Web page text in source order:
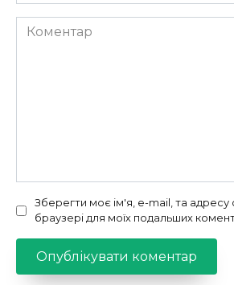
Коментар
Зберегти моє ім'я, e-mail, та адресу
браузері для моїх подальших